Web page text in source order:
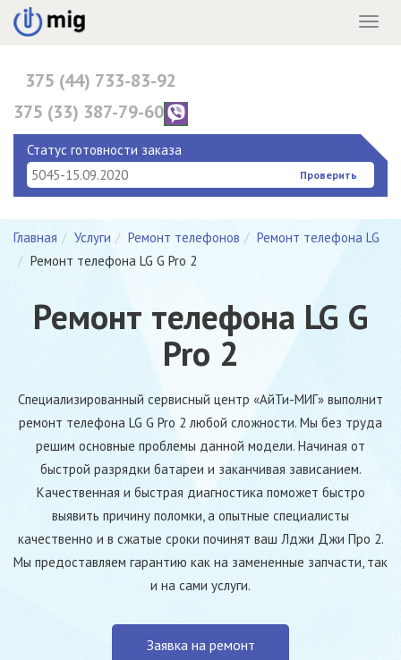
Menu
375 (44) 733-83-92
375 (33) 387-79-60
375 (17) 396-10-82
Статус готовности заказа
Проверить
Главная Услуги Ремонт телефонов
Ремонт телефона LG
Ремонт телефона LG G Pro 2
Ремонт телефона LG G
Pro 2
Специализированный сервисный центр «АйТи-МИГ» выполнит
ремонт телефона LG G Pro 2 любой сложности. Мы без труда
решим основные проблемы данной модели. Начиная от
быстрой разрядки батареи и заканчивая зависанием.
Качественная и быстрая диагностика поможет быстро
выявить причину поломки, а опытные специалисты
качественно и в сжатые сроки починят ваш Лджи Джи Про 2.
Мы предоставляем гарантию как на замененные запчасти, так
и на сами услуги.
Заявка на ремонт